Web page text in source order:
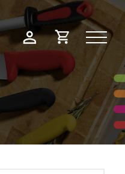
Mon
compte
Demande
devis